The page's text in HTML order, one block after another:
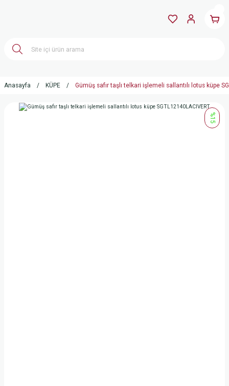
Anasayfa KÜPE Gümüş safır taşlı telkari işlemeli sallantılı lotus küpe
%15